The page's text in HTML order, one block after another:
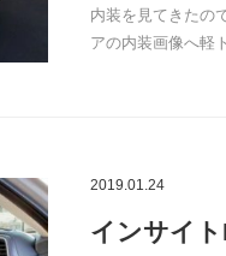
内装を見てきたの
アの内装画像へ軽
2019.01.24
インサイ